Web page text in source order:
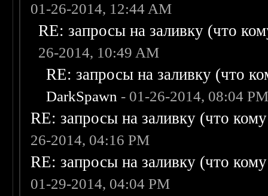
01-26-2014, 12:44 AM
RE: запросы на заливку (что
26-2014, 10:49 AM
RE: запросы на заливку (что
DarkSpawn - 01-26-2014, 08:04
RE: запросы на заливку (что
26-2014, 04:16 PM
RE: запросы на заливку (что
01-29-2014, 04:04 PM